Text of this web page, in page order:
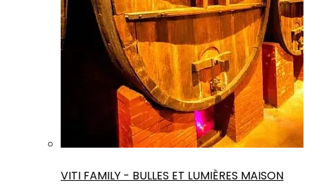
VITI FAMILY - BULLES ET LUMIÈRES MAISON